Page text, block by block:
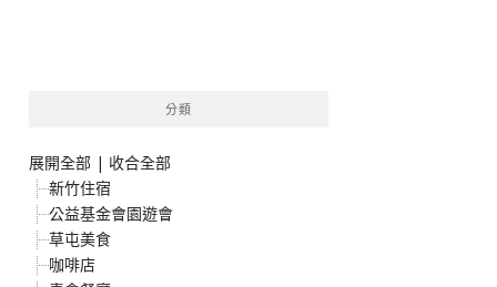
分類
展開全部 | 收合全部
新竹住宿
公益基金會園遊會
草屯美食
咖啡店